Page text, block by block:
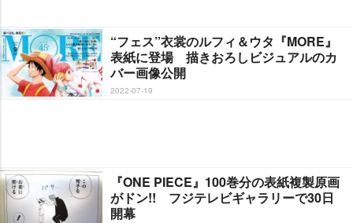
“フェス”衣裳のルフィ＆ウタ『MORE』
表紙に登場 描きおろしビジュアルのカ
バー画像公開
2022-07-19
『ONE PIECE』100巻分の表紙複製原画
がドン!! フジテレビギャラリーで30日
開幕